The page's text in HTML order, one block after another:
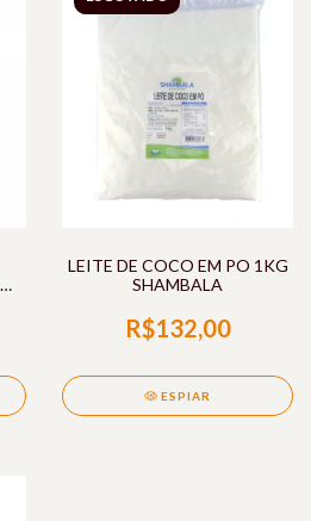
LEITE DE COCO EM PO 1KG
SHAMBALA
R$132,00
ESPIAR